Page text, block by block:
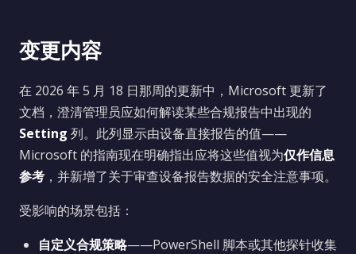
变更内容
在 2026 年 5 月 18 日那周的更新中，Microsoft 更新了
文档，澄清管理员应如何解读某些合规报告中出现的
Setting 列。此列显示由设备直接报告的值——
Microsoft 的指南现在明确指出应将这些值视为仅作信息
参考 ，并新增了关于审查设备报告数据的安全注意事项。
受影响的场景包括：
自定义合规策略——PowerShell 脚本或其他探针收集